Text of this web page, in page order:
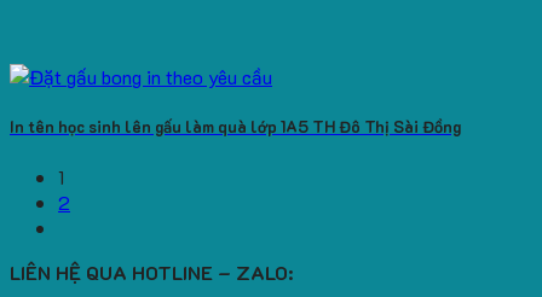
In tên học sinh lên gấu làm quà lớp 1A5 TH Đô Thị Sài Đồng
1
2
LIÊN HỆ QUA HOTLINE – ZALO: